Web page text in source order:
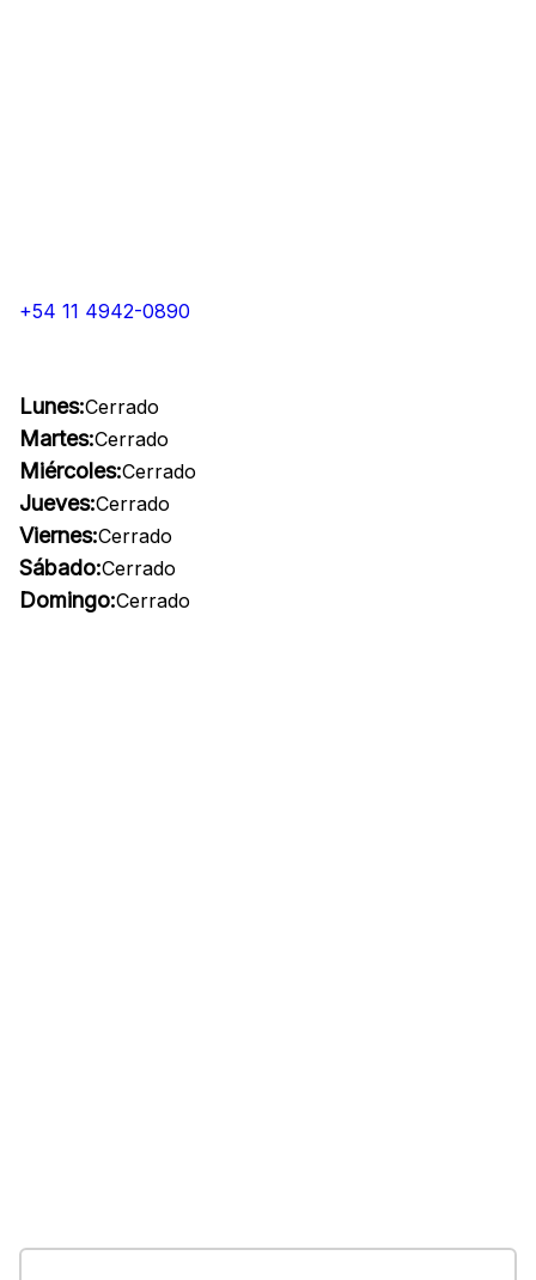
+54 11 4942-0890
Lunes:Cerrado
Martes:Cerrado
Miércoles:Cerrado
Jueves:Cerrado
Viernes:Cerrado
Sábado:Cerrado
Domingo:Cerrado